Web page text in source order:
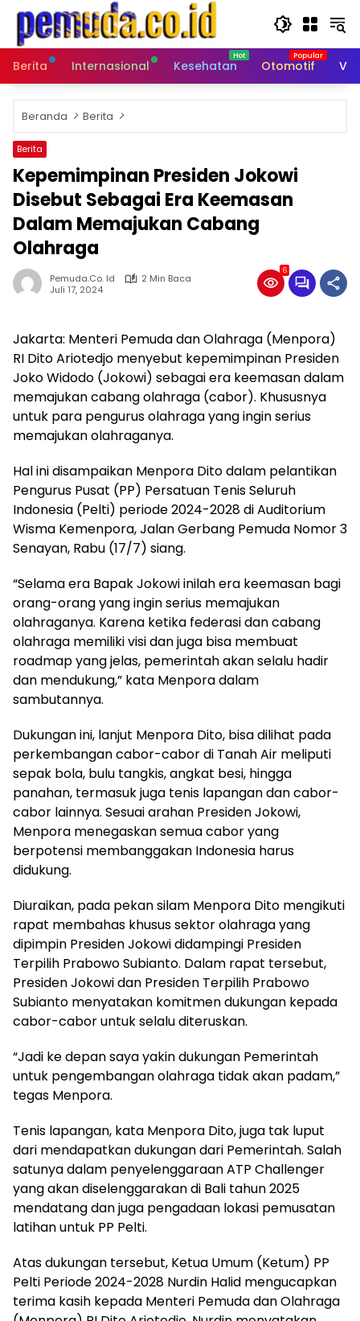
Langsung
konten
Berita
Internasional Kesehatan Otomotif
Beranda Berita
Berita
Kepemimpinan Presiden Jokowi
Disebut Sebagai Era Keemasan
Dalam Memajukan Cabang
Olahraga
Pemuda.co. Id
2 Min Baca
Juli 17, 2024
6
Jakarta: Menteri Pemuda dan Olahraga (Menpora)
RI Dito Ariotedjo menyebut kepemimpinan Presiden
Joko Widodo (Jokowi) sebagai era keemasan dalam
memajukan cabang olahraga (cabor). Khususnya
untuk para pengurus olahraga yang ingin serius
memajukan olahraganya.
Hal ini disampaikan Menpora Dito dalam pelantikan
Pengurus Pusat (PP) Persatuan Tenis Seluruh
Indonesia (Pelti) periode 2024-2028 di Auditorium
Wisma Kemenpora, Jalan Gerbang Pemuda Nomor 3
Senayan, Rabu (17/7) siang.
“Selama era Bapak Jokowi inilah era keemasan bagi
orang-orang yang ingin serius memajukan
olahraganya. Karena ketika federasi dan cabang
olahraga memiliki visi dan juga bisa membuat
roadmap yang jelas, pemerintah akan selalu hadir
dan mendukung,” kata Menpora dalam
sambutannya.
Dukungan ini, lanjut Menpora Dito, bisa dilihat pada
perkembangan cabor-cabor di Tanah Air meliputi
sepak bola, bulu tangkis, angkat besi, hingga
panahan, termasuk juga tenis lapangan dan cabor-
cabor lainnya. Sesuai arahan Presiden Jokowi,
Menpora menegaskan semua cabor yang
berpotensi membanggakan Indonesia harus
didukung.
Diuraikan, pada pekan silam Menpora Dito mengikuti
rapat membahas khusus sektor olahraga yang
dipimpin Presiden Jokowi didampingi Presiden
Terpilih Prabowo Subianto. Dalam rapat tersebut,
Presiden Jokowi dan Presiden Terpilih Prabowo
Subianto menyatakan komitmen dukungan kepada
cabor-cabor untuk selalu diteruskan.
“Jadi ke depan saya yakin dukungan Pemerintah
untuk pengembangan olahraga tidak akan padam,”
tegas Menpora.
Tenis lapangan, kata Menpora Dito, juga tak luput
dari mendapatkan dukungan dari Pemerintah. Salah
satunya dalam penyelenggaraan ATP Challenger
yang akan diselenggarakan di Bali tahun 2025
mendatang dan juga pengadaan lokasi pemusatan
latihan untuk PP Pelti.
Atas dukungan tersebut, Ketua Umum (Ketum) PP
Pelti Periode 2024-2028 Nurdin Halid mengucapkan
terima kasih kepada Menteri Pemuda dan Olahraga